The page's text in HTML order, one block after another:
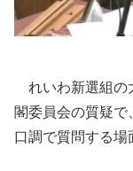
れいわ新選組の
閣委員会の質疑で
口調で質問する場